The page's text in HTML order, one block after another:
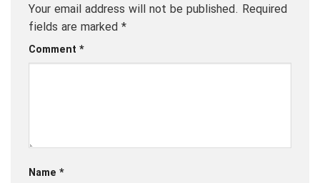
Your email address will not be published. Required
fields are marked *
Comment *
Name *